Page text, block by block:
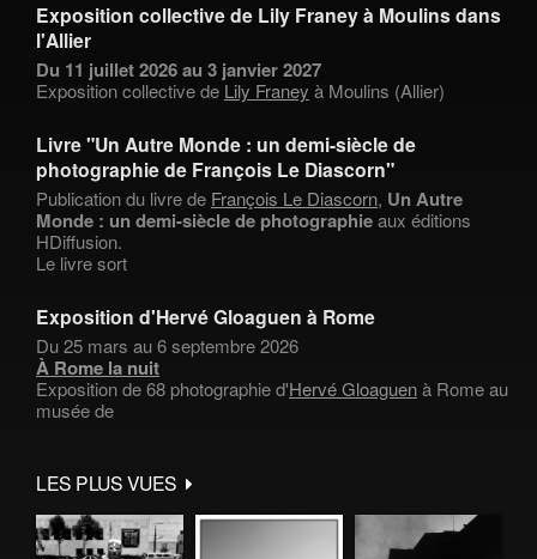
Exposition collective de Lily Franey à Moulins dans
l'Allier
Du 11 juillet 2026 au 3 janvier 2027
Exposition collective de Lily Franey à Moulins (Allier)
Livre "Un Autre Monde : un demi-siècle de
photographie de François Le Diascorn"
Publication du livre de François Le Diascorn, Un Autre
Monde : un demi-siècle de photographieaux éditions
HDiffusion.
Le livre sort
Exposition d'Hervé Gloaguen à Rome
Du 25 mars au 6 septembre 2026
À Rome la nuit
Exposition de 68 photographie d'Hervé Gloaguenà Rome au
musée de
LES PLUS VUES